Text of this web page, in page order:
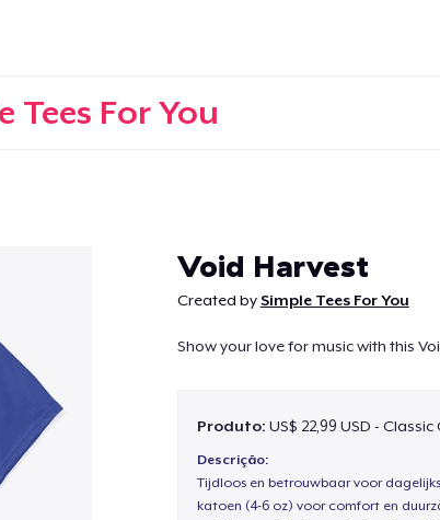
Tees For You
Void Harvest
Created bySimple Tees For You
Show your love for music with this
Produto: US$ 22,99 USD -
Descrição:
Tijdloos en betrouwbaar voor
katoen (4-6 oz) voor comfort en